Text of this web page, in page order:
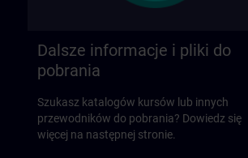
Dalsze informacje i pliki do
pobrania
Szukasz katalogów kursów lub innych
przewodników do pobrania? Dowiedz się
więcej na następnej stronie.